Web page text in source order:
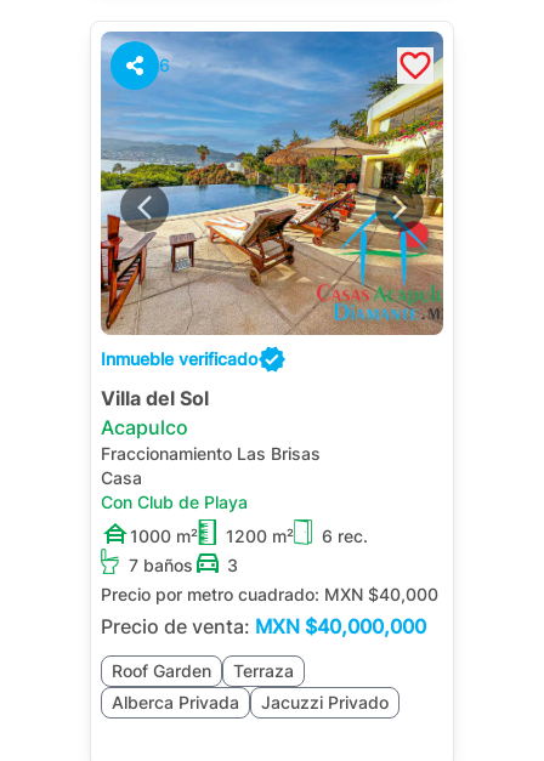
6
Inmueble verificado
Villa del Sol
Acapulco
Fraccionamiento Las Brisas
Casa
Con Club de Playa
1000 m²
1200 m²
6 rec.
7 baños
3
Precio por metro cuadrado: MXN $40,000
Precio de venta: MXN $40,000,000
Roof Garden
Terraza
Alberca Privada
Jacuzzi Privado